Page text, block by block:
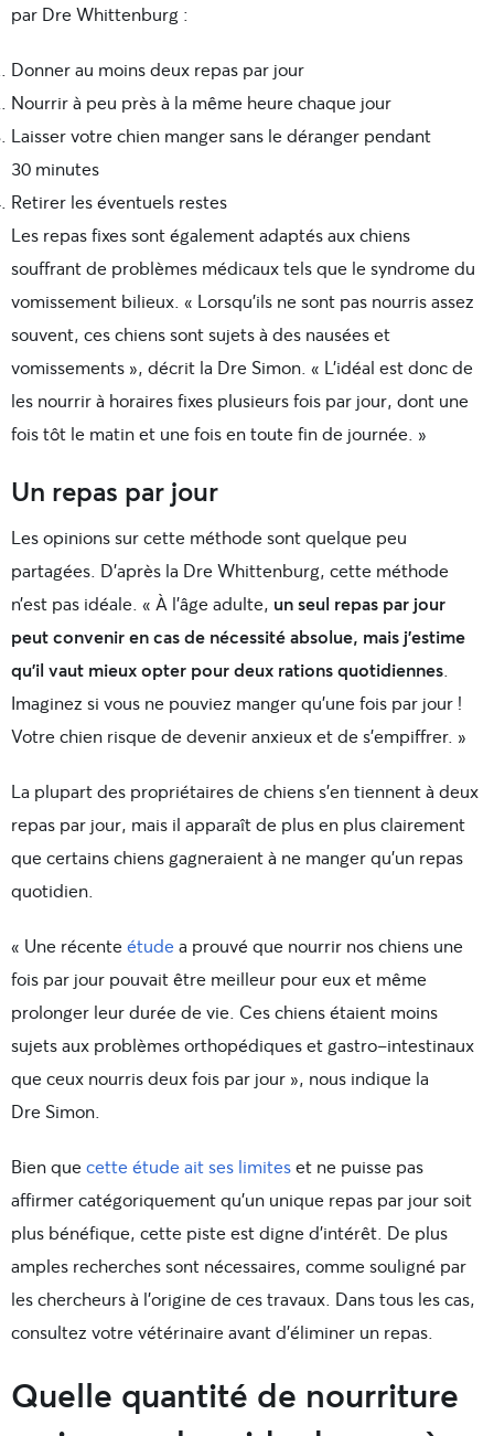
par Dre Whittenburg :
Donner au moins deux repas par jour
Nourrir à peu près à la même heure chaque jour
Laisser votre chien manger sans le déranger pendant
30 minutes
Retirer les éventuels restes
Les repas fixes sont également adaptés aux chiens
souffrant de problèmes médicaux tels que le syndrome du
vomissement bilieux. « Lorsqu’ils ne sont pas nourris assez
souvent, ces chiens sont sujets à des nausées et
vomissements », décrit la Dre Simon. « L’idéal est donc de
les nourrir à horaires fixes plusieurs fois par jour, dont une
fois tôt le matin et une fois en toute fin de journée. »
Un repas par jour
Les opinions sur cette méthode sont quelque peu
partagées. D’après la Dre Whittenburg, cette méthode
n’est pas idéale. « À l’âge adulte, un seul repas par jour
peut convenir en cas de nécessité absolue, mais j’estime
qu’il vaut mieux opter pour deux rations quotidiennes
Imaginez si vous ne pouviez manger qu’une fois par jour !
Votre chien risque de devenir anxieux et de s’empiffrer. »
La plupart des propriétaires de chiens s’en tiennent à deux
repas par jour, mais il apparaît de plus en plus clairement
que certains chiens gagneraient à ne manger qu’un repas
quotidien.
« Une récenteétude a prouvé que nourrir nos chiens une
fois par jour pouvait être meilleur pour eux et même
prolonger leur durée de vie. Ces chiens étaient moins
sujets aux problèmes orthopédiques et gastro-intestinaux
que ceux nourris deux fois par jour », nous indique la
Dre Simon.
Bien quecette étude ait ses limiteset ne puisse pas
affirmer catégoriquement qu’un unique repas par jour soit
plus bénéfique, cette piste est digne d’intérêt. De plus
amples recherches sont nécessaires, comme souligné par
les chercheurs à l’origine de ces travaux. Dans tous les cas,
consultez votre vétérinaire avant d’éliminer un repas.
Quelle quantité de nourriture